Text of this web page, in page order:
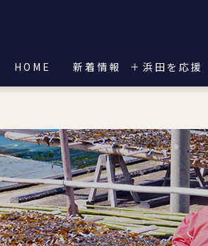
HOME 新着情報 浜田を応援